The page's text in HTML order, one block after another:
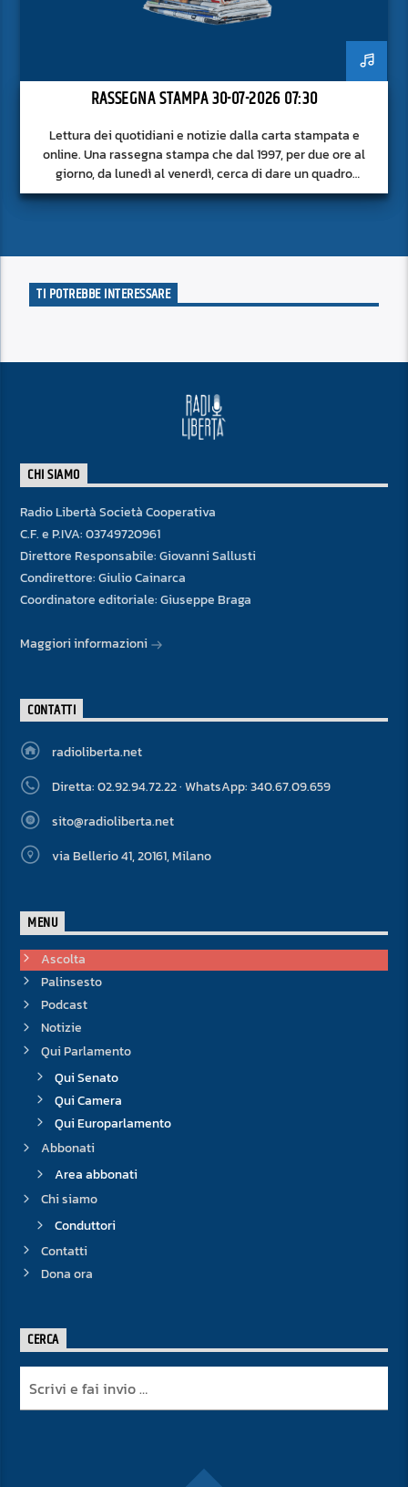
RASSEGNA STAMPA 30-07-2026 07:30
Lettura dei quotidiani e notizie dalla carta stampata e
online. Una rassegna stampa che dal 1997, per due ore al
giorno, da lunedì al venerdì, cerca di dare un quadro
approfondito delle notizie del giorno, senza fermarsi alla
TI POTREBBE INTERESSARE
CHI SIAMO
Radio Libertà Società Cooperativa
C.F. e P.IVA: 03749720961
Direttore Responsabile: Giovanni Sallusti
Condirettore: Giulio Cainarca
Coordinatore editoriale: Giuseppe Braga
Maggiori informazioni
CONTATTI
radioliberta.net
Diretta: 02.92.94.72.22 · WhatsApp: 340.67.09.659
sito@radioliberta.net
via Bellerio 41, 20161, Milano
MENU
Ascolta
Palinsesto
Podcast
Notizie
Qui Parlamento
Qui Senato
Qui Camera
Qui Europarlamento
Abbonati
Area abbonati
Chi siamo
Conduttori
Contatti
Dona ora
CERCA